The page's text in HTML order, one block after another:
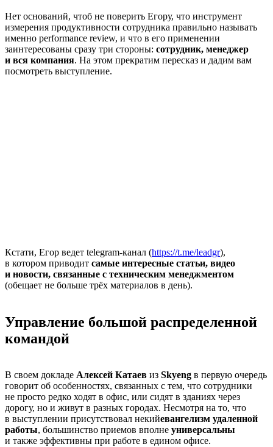
Нет оснований, чтоб не поверить Егору, что инструмент
измерения продуктивности сотрудника правильно называть
именно performance review, и что в его применении
заинтересованы сразу три стороны: сотрудник, менеджер
и вся компания. На этом прекратим пересказ и дадим вам
посмотреть выступление.
Кстати, Егор ведет telegram-канал (https://t.me/leadgr),
в котором приводит самые интересные статьи, видео
и новости, связанные с техническим менеджментом
(обещает не больше трёх материалов в день).
Управление большой распределенной
командой
В своем докладе Алексей Катаев из Skyeng в первую очередь
говорит об особенностях, связанных с тем, что сотрудники
не просто редко ходят в офис, или сидят в зданиях через
дорогу, но и живут в разных городах. Несмотря на то, что
в выступлении присутствовал некийевангелизм удаленной
работы, большинство приемов вполне универсальны
и также эффективны при работе в едином офисе.